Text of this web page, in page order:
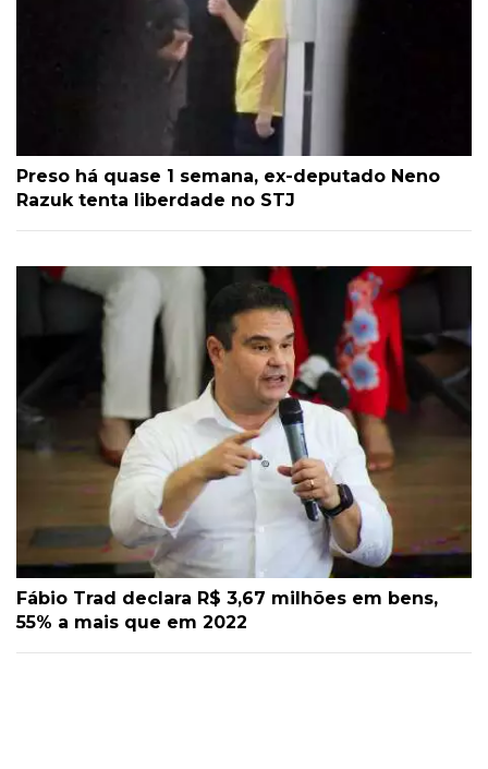
Preso há quase 1 semana, ex-deputado Neno
Razuk tenta liberdade no STJ
Fábio Trad declara R$ 3,67 milhões em bens,
55% a mais que em 2022